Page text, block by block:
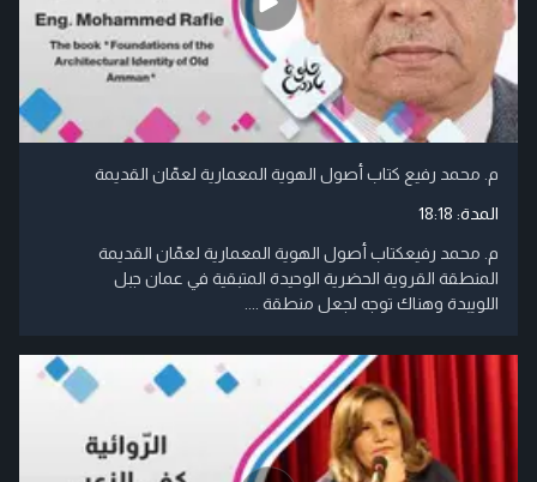
م. محمد رفيع كتاب أصول الهوية المعمارية لعمّان القديمة
المدة: 18:18
م. محمد رفيعكتاب أصول الهوية المعمارية لعمّان القديمة
المنطقة القروية الحضرية الوحيدة المتبقية في عمان جبل
اللويبدة وهناك توجه لجعل منطقة ....